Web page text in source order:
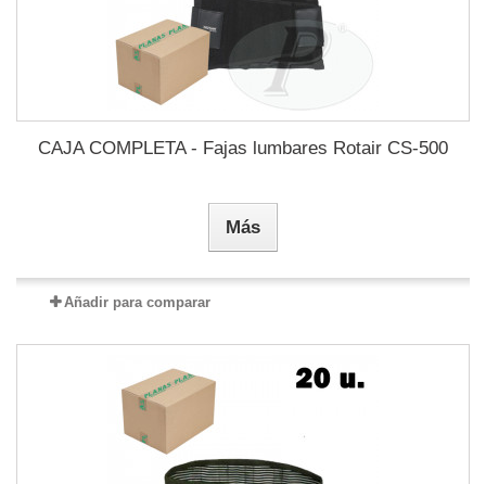
CAJA COMPLETA - Fajas lumbares Rotair CS-500
Más
Añadir para comparar